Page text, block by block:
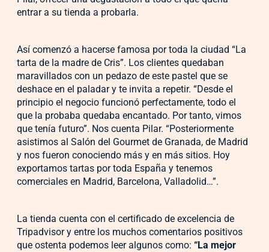
entrar a su tienda a probarla.
Así comenzó a hacerse famosa por toda la ciudad “La
tarta de la madre de Cris”. Los clientes quedaban
maravillados con un pedazo de este pastel que se
deshace en el paladar y te invita a repetir. “Desde el
principio el negocio funcionó perfectamente, todo el
que la probaba quedaba encantado. Por tanto, vimos
que tenía futuro”. Nos cuenta Pilar. “Posteriormente
asistimos al Salón del Gourmet de Granada, de Madrid
y nos fueron conociendo más y en más sitios. Hoy
exportamos tartas por toda España y tenemos
comerciales en Madrid, Barcelona, Valladolid…”.
La tienda cuenta con el certificado de excelencia de
Tripadvisor y entre los muchos comentarios positivos
que ostenta podemos leer algunos como: “La mejor